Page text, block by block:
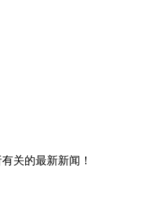
关的最新新闻！